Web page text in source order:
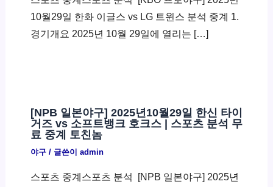
10월29일 한화 이글스 vs LG 트윈스 분석 중계 1.
경기개요 2025년 10월 29일에 열리는 […]
[NPB 일본야구] 2025년10월29일 한신 타이
거즈 vs 소프트뱅크 호크스 | 스포츠 분석 무
료 중계 토친놈
야구/ 글쓴이 admin
스포츠 중계스포츠 분석 ​ [NPB 일본야구] 2025년